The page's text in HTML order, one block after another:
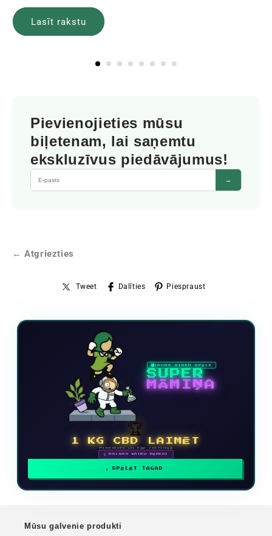
Lasīt rakstu
Pievienojieties mūsu
biļetenam, lai saņemtu
ekskluzīvus piedāvājumus!
→
← Atgriezties
Tweet Dalīties Piespraust
JAUNA VIDEO SPĒLE
SUPER
MĀMIŅA
🏆
1 KG CBD LAIMĒT
Piedalies un kāp reitingā
🗓 BALVAS KATRU MĒNESI
SPĒLĒT TAGAD
Mūsu galvenie produkti